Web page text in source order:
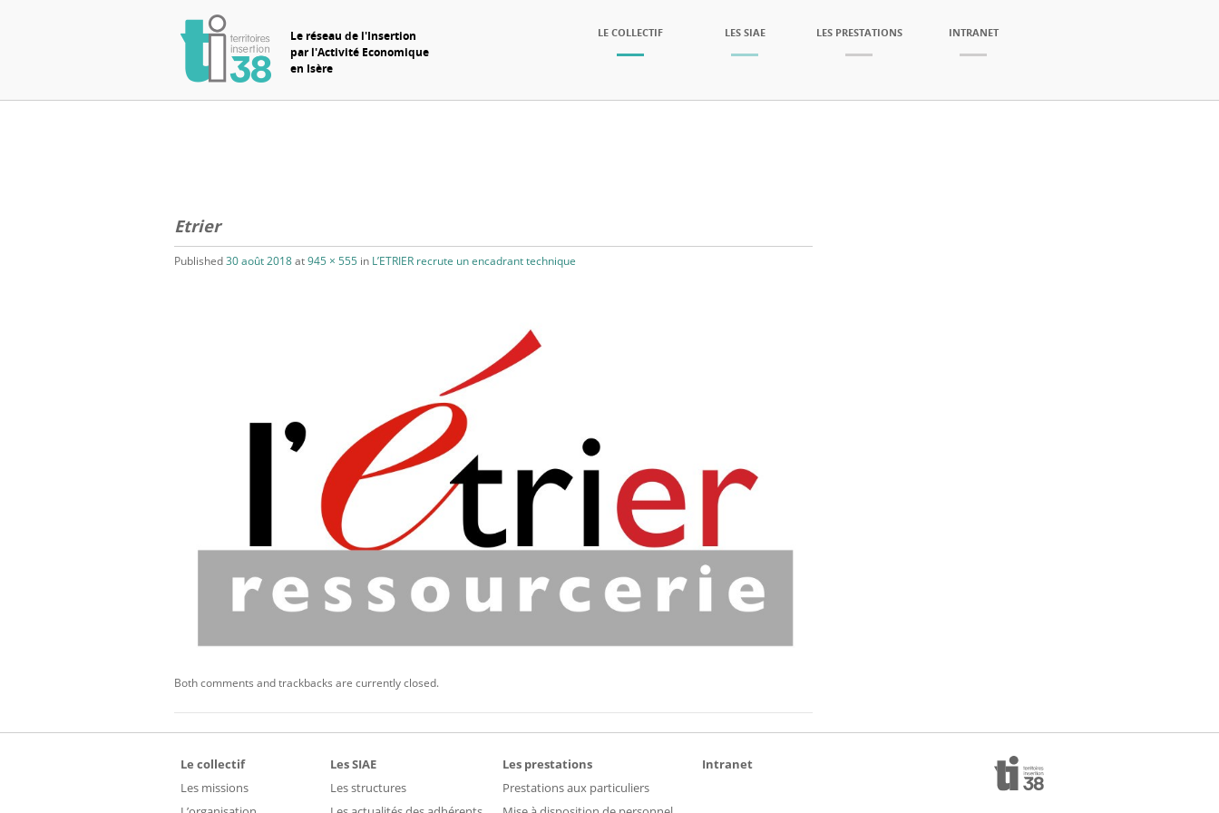
Le réseau de l'Insertion
par l'Activité Economique
en Isère
LE COLLECTIF LES SIAE LES PRESTATIONS INTRANET
Etrier
Published30 août 2018at945 × 555 in L’ETRIER recrute un encadrant technique
Both comments and trackbacks are currently closed.
Le collectif
Les missions
Les SIAE
Les structures
Les prestations
Prestations aux particuliers
Intranet